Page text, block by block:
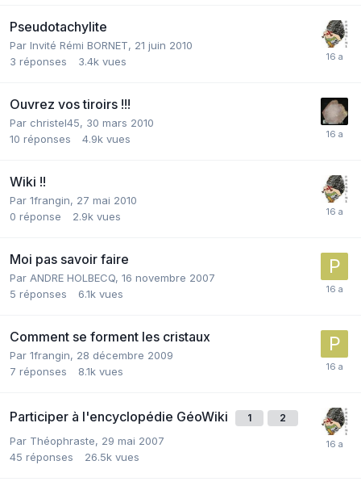
Pseudotachylite
Par Invité Rémi BORNET, 21 juin 2010
3 réponses 3.4k vues
Ouvrez vos tiroirs !!!
Par christel45, 30 mars 2010
10 réponses 4.9k vues
Wiki !!
Par 1frangin, 27 mai 2010
0 réponse 2.9k vues
Moi pas savoir faire
Par ANDRE HOLBECQ, 16 novembre 2007
5 réponses 6.1k vues
Comment se forment les cristaux
Par 1frangin, 28 décembre 2009
7 réponses 8.1k vues
Participer à l'encyclopédie GéoWiki 1 2
Par Théophraste, 29 mai 2007
45 réponses 26.5k vues